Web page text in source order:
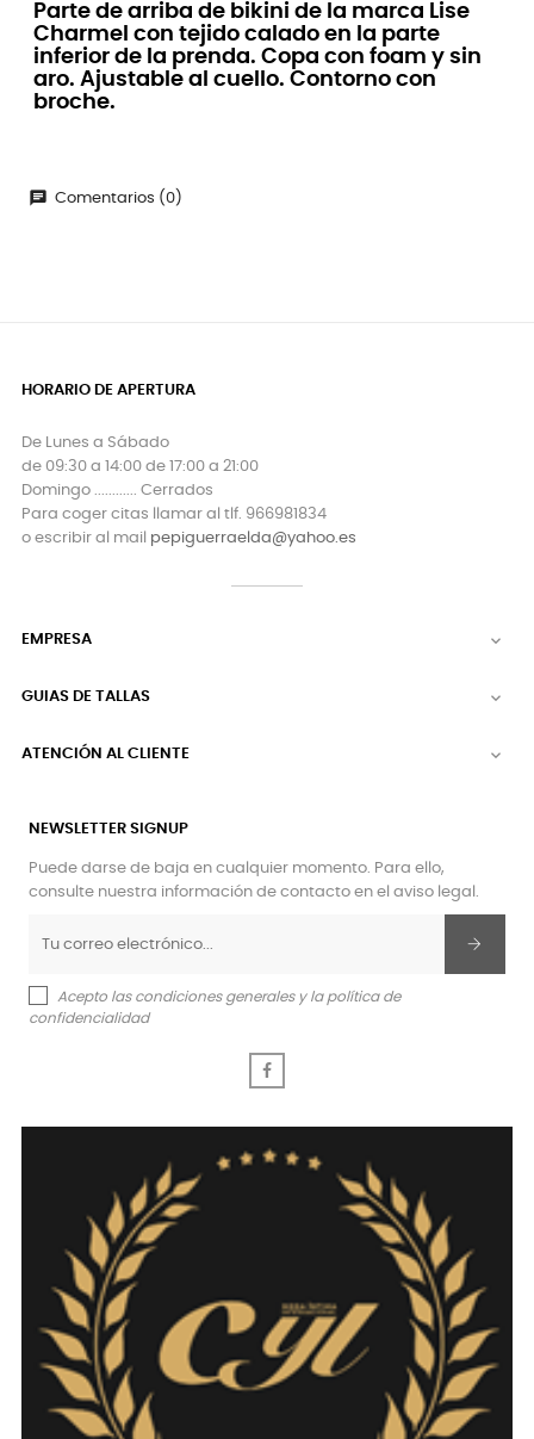
Parte de arriba de bikini de la marca Lise
Charmel con tejido calado en la parte
inferior de la prenda. Copa con foam y sin
aro. Ajustable al cuello. Contorno con
broche.
chat Comentarios (0)
HORARIO DE APERTURA
De Lunes a Sábado
de 09:30 a 14:00 de 17:00 a 21:00
Domingo ............ Cerrados
Para coger citas llamar al tlf. 966981834
o escribir al mail pepiguerraelda@yahoo.es
EMPRESA 
GUIAS DE TALLAS 
ATENCIÓN AL CLIENTE 
NEWSLETTER SIGNUP
Puede darse de baja en cualquier momento. Para ello,
consulte nuestra información de contacto en el aviso legal.
Acepto las condiciones generales y la política de
confidencialidad